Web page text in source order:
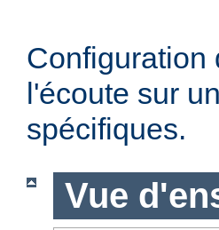
Configuration
l'écoute sur
spécifiques.
Vue